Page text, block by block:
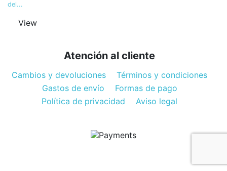
del...
View
Atención al cliente
Cambios y devoluciones
Términos y condiciones
Gastos de envío
Formas de pago
Política de privacidad
Aviso legal